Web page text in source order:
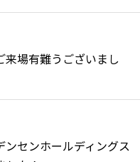
場有難うございまし
センホールディングス